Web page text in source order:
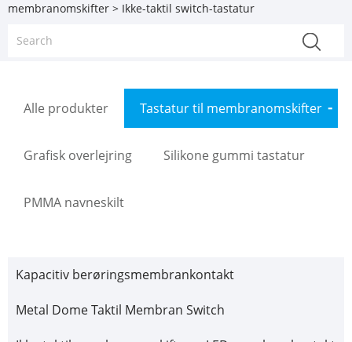
membranomskifter > Ikke-taktil switch-tastatur
Alle produkter Tastatur til membranomskifter
Grafisk overlejring Silikone gummi tastatur
PMMA navneskilt
Kapacitiv berøringsmembrankontakt
Metal Dome Taktil Membran Switch